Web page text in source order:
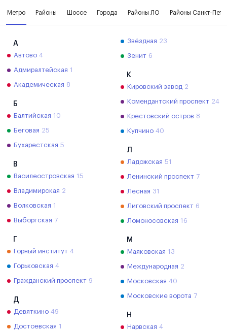
Метро Районы Шоссе Города Районы ЛО Районы Санкт-
А
Автово 4
Адмиралтейская 1
Академическая 8
Б
Балтийская 10
Беговая 25
Бухарестская 5
В
Василеостровская 15
Владимирская 2
Волковская 1
Выборгская 7
Горный институт 4
Горьковская 4
Гражданский проспект 9
Д
Девяткино 49
Достоевская 1
Звёздная 23
Зенит 6
К
Кировский завод 2
Комендантский проспект 24
Крестовский остров 8
Купчино 40
Л
Ладожская 51
Ленинский проспект 7
Лесная 31
Лиговский проспект 6
Ломоносовская 16
М
Маяковская 13
Международная 2
Московская 40
Московские ворота 7
Н
Нарвская 4